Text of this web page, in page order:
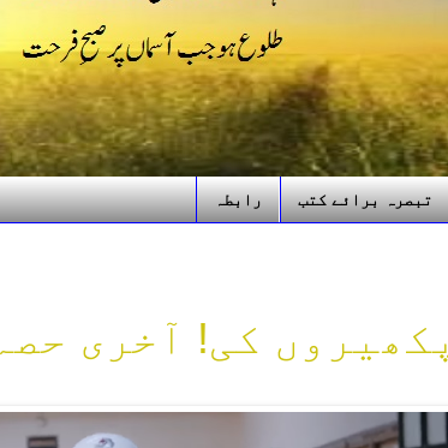
تبصرہ برائے کتب رابطہ
کی! آخری حصہ